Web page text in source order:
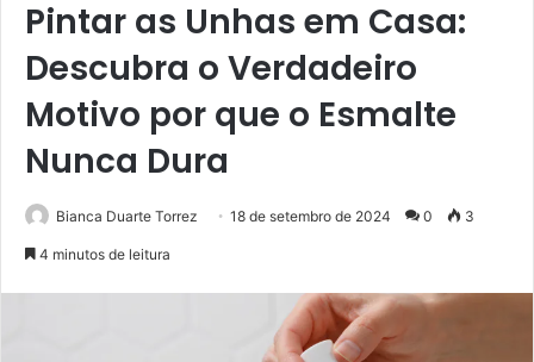
Pintar as Unhas em Casa:
Descubra o Verdadeiro
Motivo por que o Esmalte
Nunca Dura
Bianca Duarte Torrez 18 de setembro de 2024 0 3
4 minutos de leitura